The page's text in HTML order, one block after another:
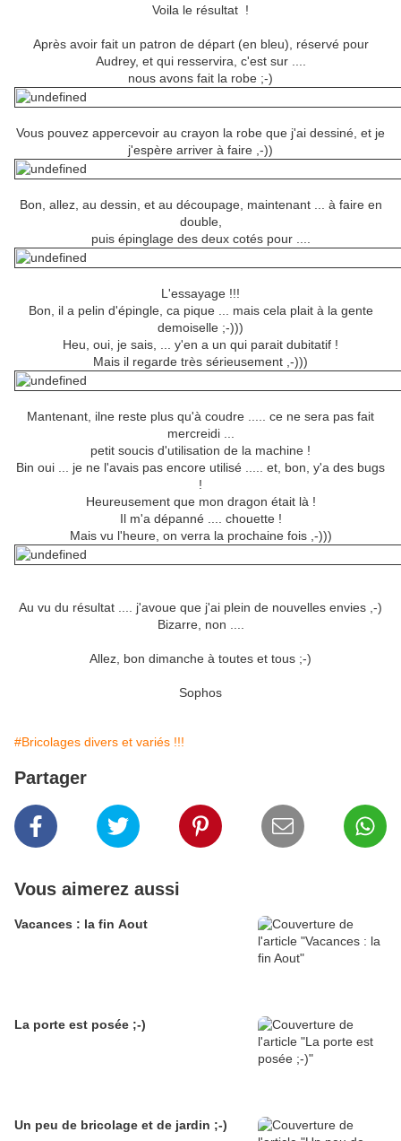
Voila le résultat !
Après avoir fait un patron de départ (en bleu), réservé pour
Audrey, et qui resservira, c'est sur ....
nous avons fait la robe ;-)
Vous pouvez appercevoir au crayon la robe que j'ai dessiné, et je
j'espère arriver à faire ,-))
Bon, allez, au dessin, et au découpage, maintenant ... à faire en
double,
puis épinglage des deux cotés pour ....
L'essayage !!!
Bon, il a pelin d'épingle, ca pique ... mais cela plait à la gente
demoiselle ;-)))
Heu, oui, je sais, ... y'en a un qui parait dubitatif !
Mais il regarde très sérieusement ,-)))
Mantenant, ilne reste plus qu'à coudre ..... ce ne sera pas fait
mercreidi ...
petit soucis d'utilisation de la machine !
Bin oui ... je ne l'avais pas encore utilisé ..... et, bon, y'a des bugs
!
Heureusement que mon dragon était là !
Il m'a dépanné .... chouette !
Mais vu l'heure, on verra la prochaine fois ,-)))
Au vu du résultat .... j'avoue que j'ai plein de nouvelles envies ,-)
Bizarre, non ....
Allez, bon dimanche à toutes et tous ;-)
Sophos
#Bricolages divers et variés !!!
Partager
Vous aimerez aussi
Vacances : la fin Aout
La porte est posée ;-)
Un peu de bricolage et de jardin ;-)